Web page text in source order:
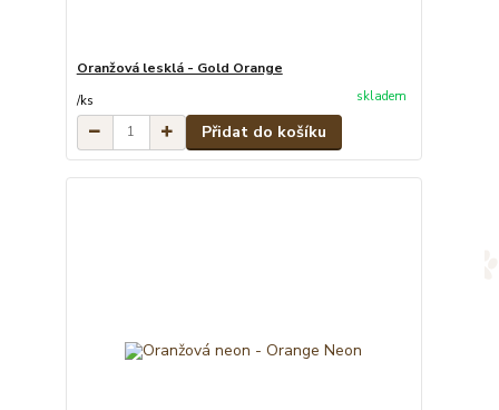
Oranžová lesklá - Gold Orange
/ks skladem
Přidat do košíku